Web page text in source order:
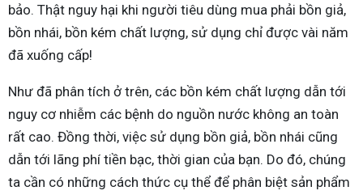
bảo. Thật nguy hại khi người tiêu dùng mua phải bồn giả,
bồn nhái, bồn kém chất lượng, sử dụng chỉ được vài năm
đã xuống cấp!
Như đã phân tích ở trên, các bồn kém chất lượng dẫn tới
nguy cơ nhiễm các bệnh do nguồn nước không an toàn
rất cao. Đồng thời, việc sử dụng bồn giả, bồn nhái cũng
dẫn tới lãng phí tiền bạc, thời gian của bạn. Do đó, chúng
ta cần có những cách thức cụ thể để phân biệt sản phẩm